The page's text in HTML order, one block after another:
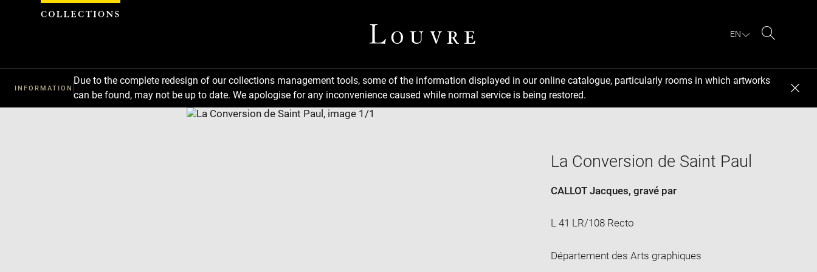
EN
INFORMATION
Due to the complete redesign of our collections management tools, some of the information displayed in our online catalogue, particularly rooms in which artworks
can be found, may not be up to date. We apologise for any inconvenience caused while normal service is being restored.
La Conversion de Saint Paul
CALLOT Jacques, gravé par
L 41 LR/108 Recto
Département des Arts graphiques
Cookies management panel